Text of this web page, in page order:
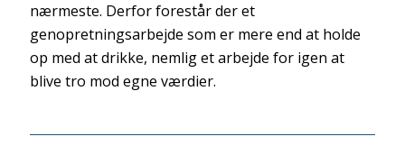
nærmeste. Derfor forestår der et
genopretningsarbejde som er mere end at holde
op med at drikke, nemlig et arbejde for igen at
blive tro mod egne værdier.